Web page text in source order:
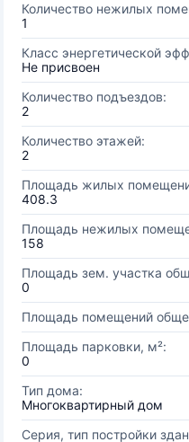
Количество нежилых
1
Класс энергетической
Не присвоен
Количество подъездов:
2
Количество этажей:
2
Площадь жилых
408.3
Площадь нежилых
158
Площадь зем. участка
0
Площадь помещений
Площадь парковки, м²:
0
Тип дома:
Многоквартирный дом
Серия, тип постройки